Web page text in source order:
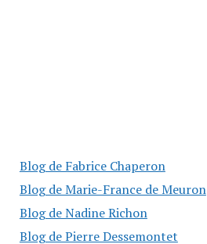
Blog de Fabrice Chaperon
Blog de Marie-France de Meuron
Blog de Nadine Richon
Blog de Pierre Dessemontet